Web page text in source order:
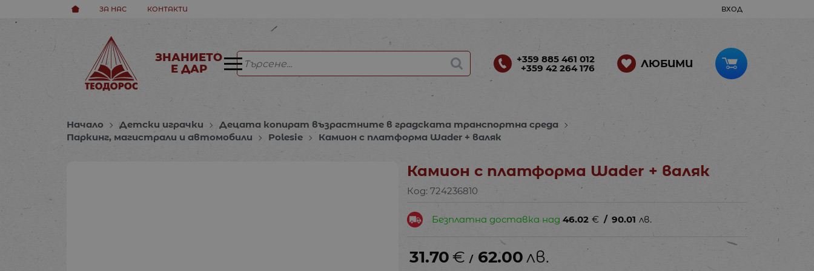
ЗА НАС КОНТАКТИ ВХОД
ЗНАНИЕТО
Е ДАР
+359 885 461 012
+359 42 264 176 ЛЮБИМИ
Начало Детски играчки
Децата копират възрастните в градската транспортна среда
Паркинг, магистрали и автомобили
Polesie Камион с платформа Wader + валяк
Камион с платформа Wader + валяк
Код: 724236810
Безплатна доставка над46.02 € / 90.01 лв.
31.70€ / 62.00лв.